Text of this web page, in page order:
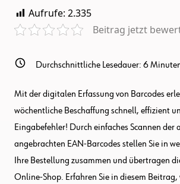
Aufrufe: 2.335
Beitrag jetzt
Durchschnittliche Lesedauer: 6
Mit der digitalen Erfassung von Barcodes
wöchentliche Beschaffung schnell, effizient
Eingabefehler! Durch einfaches Scannen der
angebrachten EAN-Barcodes stellen Sie in
Ihre Bestellung zusammen und übertragen
Online-Shop. Erfahren Sie in diesem Beitrag,